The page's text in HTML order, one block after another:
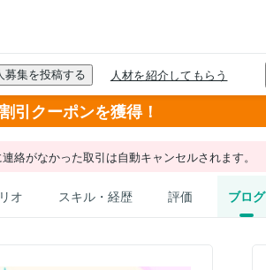
引クーポンを獲得！
絡がなかった取引は自動キャンセルされます。
オ スキル・経歴 評価 ブログ